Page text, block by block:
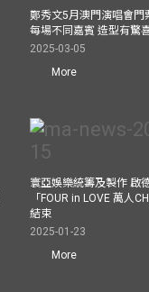
鄭秀文5月澳門演唱會
每場不同嘉賓 造型有驚
2025-03-05
More
寰亞娛樂統籌及製作 啟
「FOUR in LOVE 萬人
結束
2025-01-23
More